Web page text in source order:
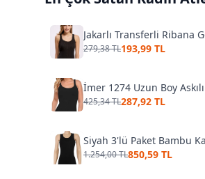
Jakarlı Transferli Ribana
279,38 TL193,99 TL
İmer 1274 Uzun Boy
425,34 TL287,92 TL
Siyah 3'lü Paket Bambu
1.254,00 TL850,59 TL